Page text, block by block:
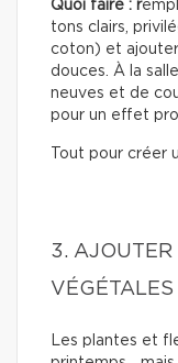
Quoi faire : r
tons clairs,
coton) et ajouter
douces. À la
neuves et de
pour un effet
Tout pour créer
3. AJOUTER
Les plantes et